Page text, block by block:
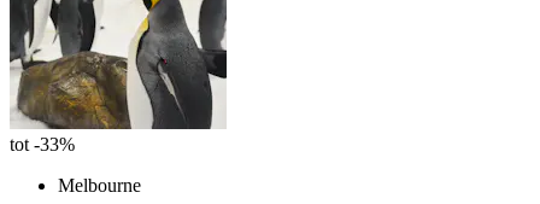
tot -33%
Melbourne